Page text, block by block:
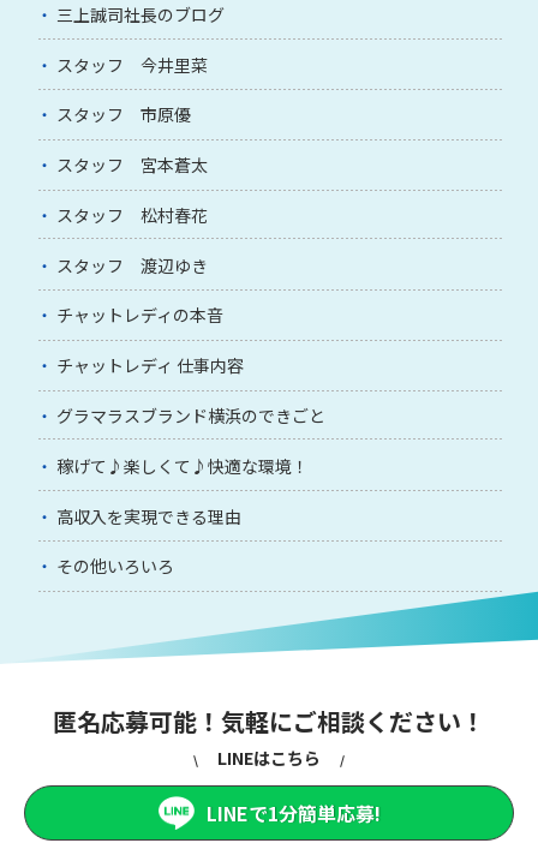
三上誠司社長のブログ
スタッフ 今井里菜
スタッフ 市原優
スタッフ 宮本蒼太
スタッフ 松村春花
スタッフ 渡辺ゆき
チャットレディの本音
チャットレディ 仕事内容
グラマラスブランド横浜のできごと
稼げて♪楽しくて♪快適な環境！
高収入を実現できる理由
その他いろいろ
匿名応募可能！気軽にご相談ください！
LINEはこちら
LINEで1分簡単応募!